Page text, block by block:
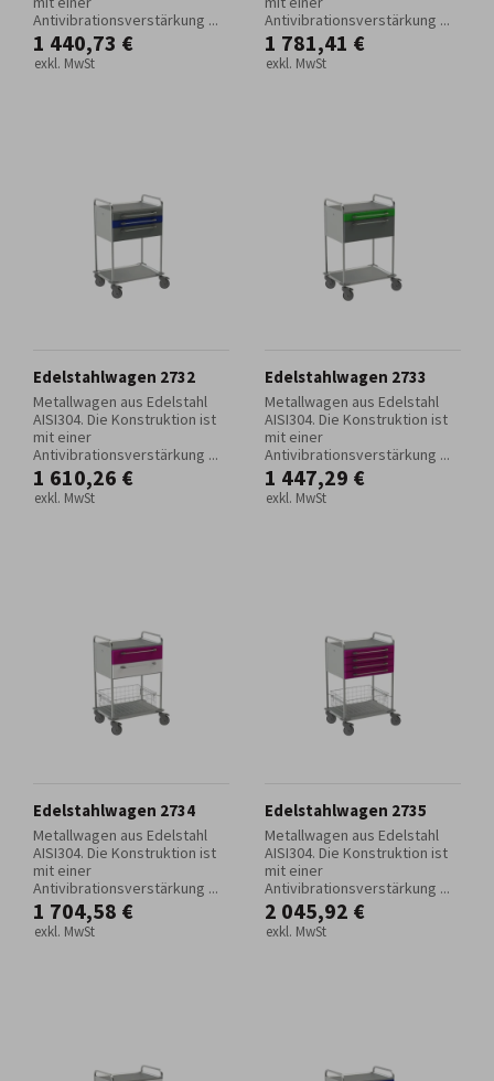
Antivibrationsverstärkung ...
1 440,73 €
exkl. MwSt
Antivibrationsverstärkung ...
1 781,41 €
exkl. MwSt
Edelstahlwagen 2732
Metallwagen aus Edelstahl
AISI304. Die Konstruktion ist
mit einer
Antivibrationsverstärkung ...
1 610,26 €
exkl. MwSt
Edelstahlwagen 2733
Metallwagen aus Edelstahl
AISI304. Die Konstruktion ist
mit einer
Antivibrationsverstärkung ...
1 447,29 €
exkl. MwSt
Edelstahlwagen 2734
Metallwagen aus Edelstahl
AISI304. Die Konstruktion ist
mit einer
Antivibrationsverstärkung ...
1 704,58 €
exkl. MwSt
Edelstahlwagen 2735
Metallwagen aus Edelstahl
AISI304. Die Konstruktion ist
mit einer
Antivibrationsverstärkung ...
2 045,92 €
exkl. MwSt